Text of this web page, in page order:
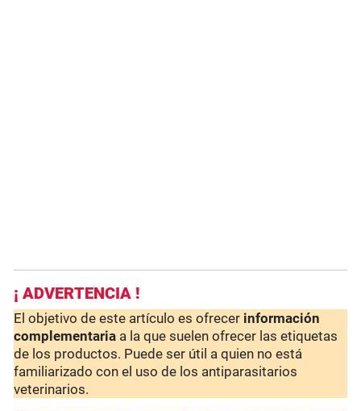
¡ ADVERTENCIA !
El objetivo de este artículo es ofrecer información
complementaria a la que suelen ofrecer las etiquetas
de los productos. Puede ser útil a quien no está
familiarizado con el uso de los antiparasitarios
veterinarios.